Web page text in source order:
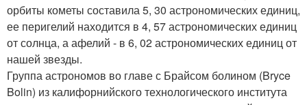
орбиты кометы составила 5, 30 астрономических единиц,
ее перигелий находится в 4, 57 астрономических единиц
от солнца, а афелий - в 6, 02 астрономических единиц от
нашей звезды.
Группа астрономов во главе с Брайсом болином (Bryce
Bolin) из калифорнийского технологического института